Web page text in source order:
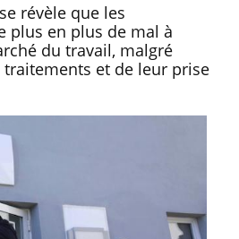
révèle que les
plus en plus de mal à
du travail, malgré
traitements et de leur prise